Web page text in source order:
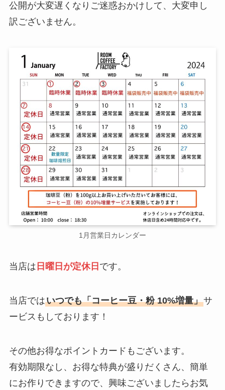
公開が大変遅くなりご迷惑おかけして、大変申し
訳ございません。
1月営業日カレンダー
当店は 日曜日が定休日 です。
当店ではいつでも「コーヒー豆・粉 10%増量」サ
ービスもしております！
その他お得なポイントカードもございます。
有効期限なし、お得な特典が盛りだくさん、簡単
にお作りできますので、興味ございましたらお気